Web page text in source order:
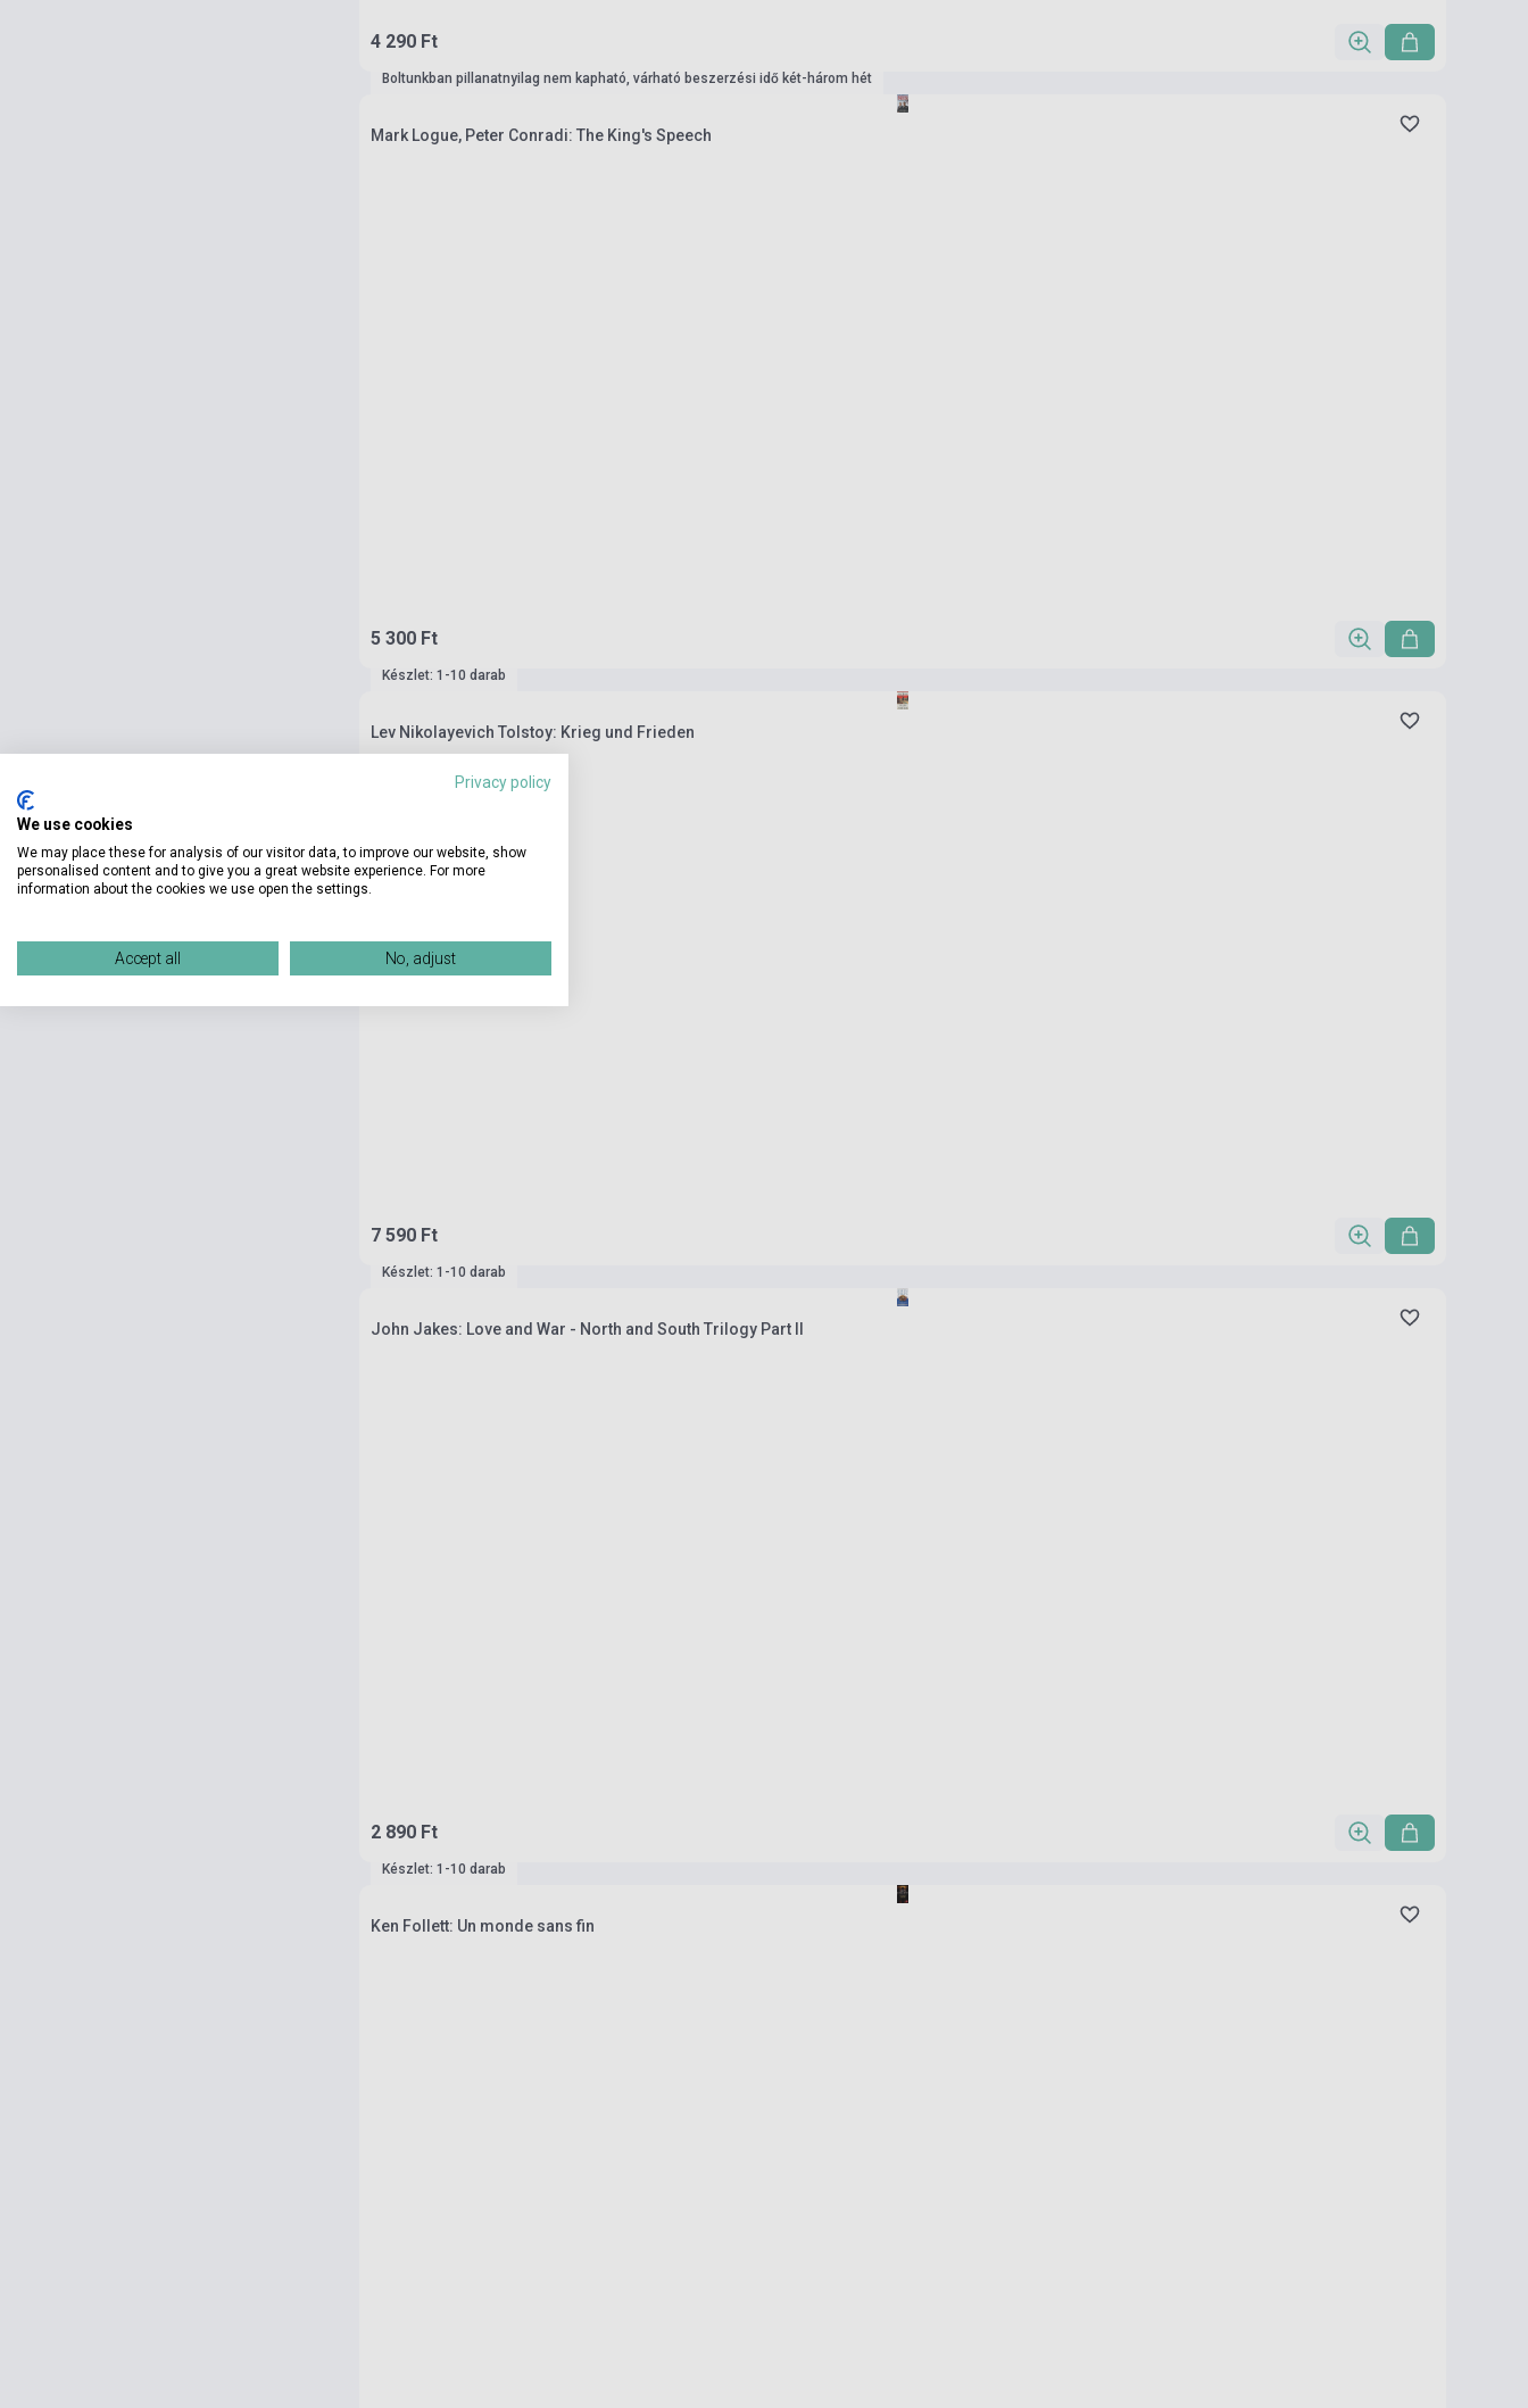
4 290 Ft
Boltunkban pillanatnyilag nem kapható, várható beszerzési idő két-három hét
Mark Logue, Peter Conradi: The King's Speech
5 300 Ft
Készlet: 1-10 darab
Lev Nikolayevich Tolstoy: Krieg und Frieden
7 590 Ft
Készlet: 1-10 darab
John Jakes: Love and War - North and South Trilogy Part II
2 890 Ft
Készlet: 1-10 darab
Ken Follett: Un monde sans fin
Privacy policy
We use cookies
We may place these for analysis of our visitor data, to improve our website, show
personalised content and to give you a great website experience. For more
information about the cookies we use open the settings.
Accept all No, adjust